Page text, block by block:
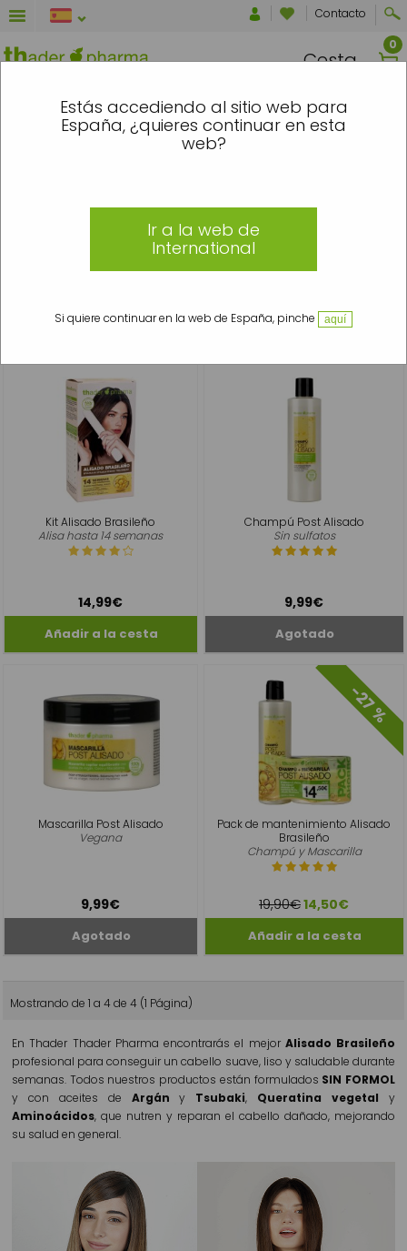
Estás accediendo al sitio web para
España, ¿quieres continuar en esta
web?
Ir a la web de
International
Si quiere continuar en la web de España, pinche aquí
Contacto
Cesta
EL 7 Y EL 16 DE AGOSTO SE
Cabello Líneas Alisado Brasileño
Descubre el mejor Alisado Brasileño de farmacia de Thader Pharma
Kit Alisado Brasileño
Alisa hasta 14 semanas
14,99€
Champú Post Alisado
Sin sulfatos
9,99€
Mascarilla Post Alisado
Vegana
9,99€
Pack de mantenimiento Alisado
Brasileño
Champú y Mascarilla
-27 %
19,90€14,50€
Mostrando de 1 a 4 de 4 (1 Página)
En Thader Thader Pharma encontrarás el mejor Alisado Brasileño
profesional para conseguir un cabello suave, liso y saludable durante
semanas. Todos nuestros productos están formulados SIN FORMOL
y con aceites de Argán y Tsubaki, Queratina vegetal y
Aminoácidos, que nutren y reparan el cabello dañado, mejorando
su salud en general.